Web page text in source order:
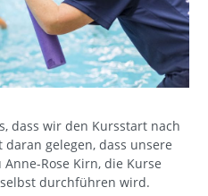
dass wir den Kursstart nach
gelegen, dass unsere
Rose Kirn, die Kurse
durchführen wird.